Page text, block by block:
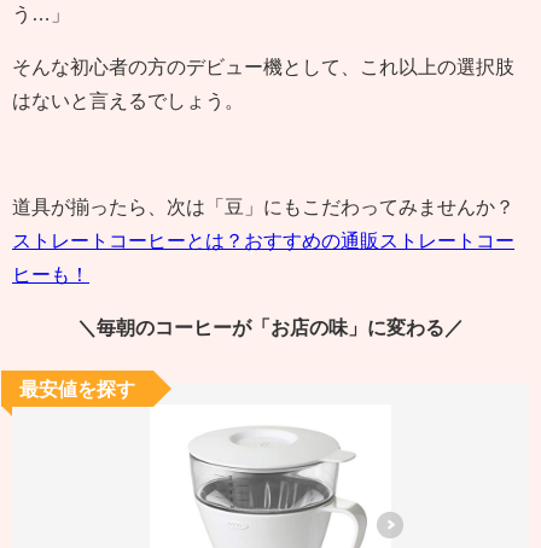
う…」
そんな初心者の方のデビュー機として、これ以上の選択肢
はないと言えるでしょう。
道具が揃ったら、次は「豆」にもこだわってみませんか？
ストレートコーヒーとは？おすすめの通販ストレートコー
ヒーも！
＼毎朝のコーヒーが「お店の味」に変わる／
最安値を探す